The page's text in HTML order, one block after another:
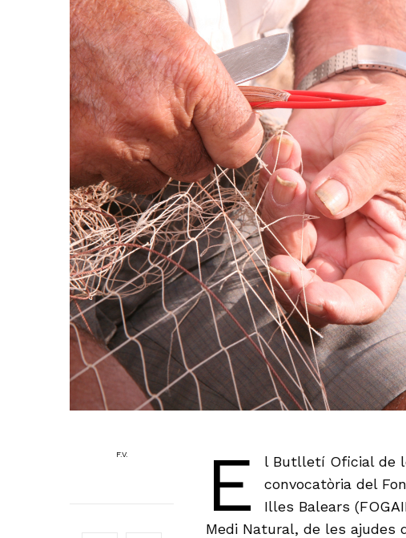
F.V. E
l Butlletí Oficial de
convocatòria del
Illes Balears
Medi Natural, de les ajudes